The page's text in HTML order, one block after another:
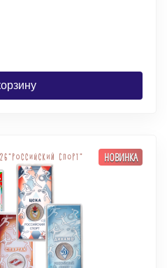
НОВИНКА